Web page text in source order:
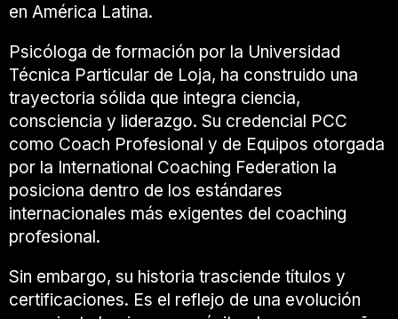
en América Latina.
Psicóloga de formación por la Universidad
Técnica Particular de Loja, ha construido una
trayectoria sólida que integra ciencia,
consciencia y liderazgo. Su credencial PCC
como Coach Profesional y de Equipos otorgada
por la International Coaching Federation la
posiciona dentro de los estándares
internacionales más exigentes del coaching
profesional.
Sin embargo, su historia trasciende títulos y
certificaciones. Es el reflejo de una evolución